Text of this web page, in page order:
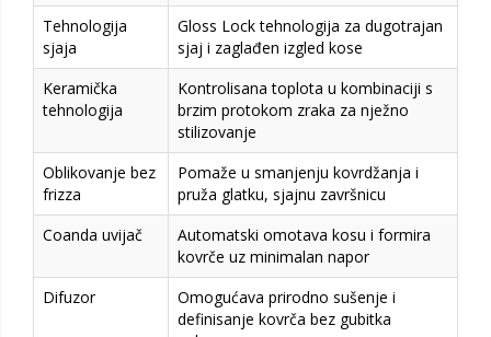
Tehnologija
sjaja
Gloss Lock tehnologija za dugotrajan
sjaj i zaglađen izgled kose
Keramička
tehnologija
Kontrolisana toplota u kombinaciji s
brzim protokom zraka za nježno
stilizovanje
Oblikovanje bez
frizza
Pomaže u smanjenju kovrdžanja i
pruža glatku, sjajnu završnicu
Coanda uvijač
Automatski omotava kosu i formira
kovrče uz minimalan napor
Difuzor
Omogućava prirodno sušenje i
definisanje kovrča bez gubitka